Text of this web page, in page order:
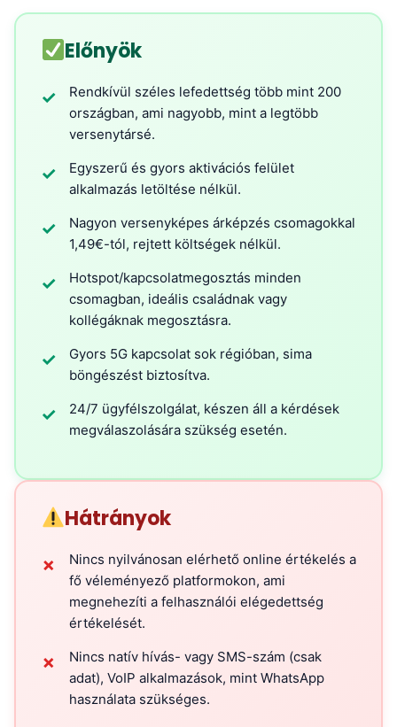
Előnyök
✓
Rendkívül széles lefedettség több mint 200
országban, ami nagyobb, mint a legtöbb
versenytársé.
✓
Egyszerű és gyors aktivációs felület
alkalmazás letöltése nélkül.
✓
Nagyon versenyképes árképzés csomagokkal
1,49€-tól, rejtett költségek nélkül.
✓
Hotspot/kapcsolatmegosztás minden
csomagban, ideális családnak vagy
kollégáknak megosztásra.
✓
Gyors 5G kapcsolat sok régióban, sima
böngészést biztosítva.
✓
24/7 ügyfélszolgálat, készen áll a kérdések
megválaszolására szükség esetén.
Hátrányok
✗
Nincs nyilvánosan elérhető online értékelés a
fő véleményező platformokon, ami
megnehezíti a felhasználói elégedettség
értékelését.
✗
Nincs natív hívás- vagy SMS-szám (csak
adat), VoIP alkalmazások, mint WhatsApp
használata szükséges.